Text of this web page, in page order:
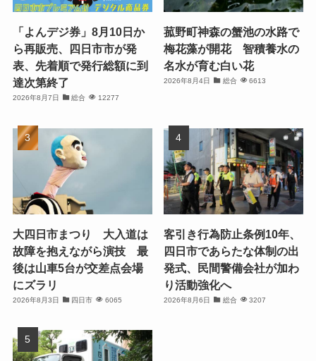
「よんデジ券」8月10日か
ら再販売、四日市市が発
表、先着順で発行総額に到
達次第終了
2026年8月7日 総合 12277
菰野町神森の蟹池の水路で
梅花藻が開花 智積養水の
名水が育む白い花
2026年8月4日 総合 6613
大四日市まつり 大入道は
故障を抱えながら演技 最
後は山車5台が交差点会場
にズラリ
2026年8月3日 四日市 6065
客引き行為防止条例10年、
四日市であらたな体制の出
発式、民間警備会社が加わ
り活動強化へ
2026年8月6日 総合 3207